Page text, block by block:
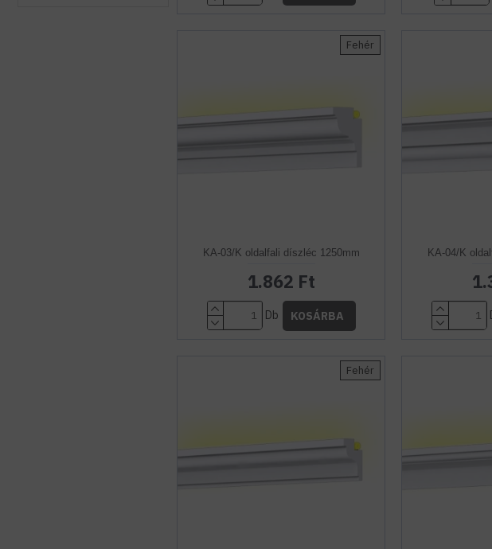
Fehér
KA-03/K oldalfali díszléc 1250mm
1.862 Ft
Db KOSÁRBA
KA-04/K
Fehér